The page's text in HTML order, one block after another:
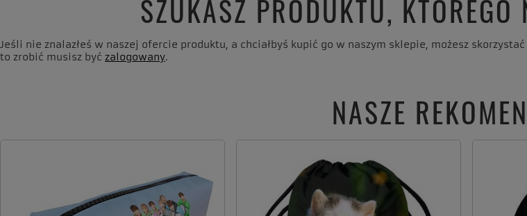
SZUKASZ PRODUKTU,
Jeśli nie znalazłeś w naszej ofercie produktu, a chciałbyś kupić go w naszym sklepie, możesz
to zrobić musisz być zalogowany.
NASZE